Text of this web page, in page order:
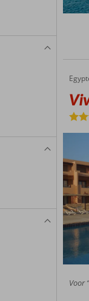
Home
Viva Blue Resort & Diving
Voor